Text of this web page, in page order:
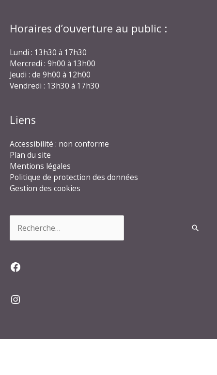
Horaires d’ouverture au public :
Lundi : 13h30 à 17h30
Mercredi : 9h00 à 13h00
Jeudi : de 9h00 à 12h00
Vendredi : 13h30 à 17h30
Liens
Accessibilité : non conforme
Plan du site
Mentions légales
Politique de protection des données
Gestion des cookies
Facebook
Instagram